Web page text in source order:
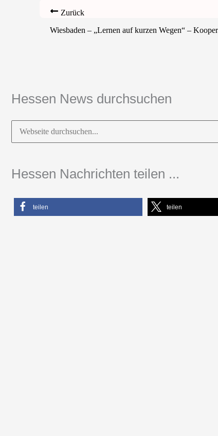
Zurück
Wiesbaden – „Lernen auf kurzen Wegen“ –
Hessen News durchsuchen
Suchen
nach:
Hessen Nachrichten teilen ...
teilen teilen